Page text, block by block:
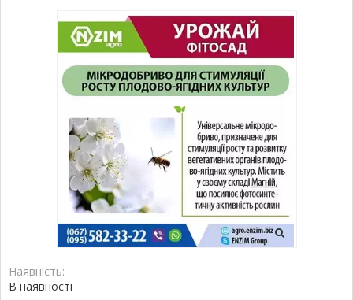
Наявність:
В наявності